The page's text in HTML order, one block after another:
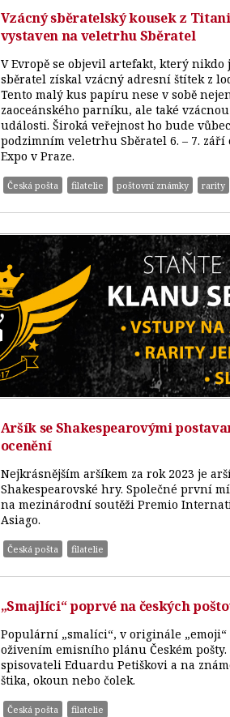
Vzácný sběratelský kousek z
vystaven na veletrhu Sběratel
V Evropě se objevil artefakt, který nikdo
sběratel získal vzácný adresní štítek z
Tento malý kus papíru nese v sobě
zaoceánského parníku, ale také
události. Široká veřejnost ho bude
podzimním veletrhu Sběratel 6. – 7. září
Expo v Praze.
Česká pošta filatelie poštovní známky rarity
Aršík se Shakespearovými
ocenění
Nejkrásnějším aršíkem za rok 2023 je
Shakespearovské hry. Společné první
na mezinárodní soutěži Premio
Asiago.
Česká pošta filatelie
„Smajlíci“ poprvé na českých
Populární „smalíci“, v originále „emoji“
oživením emisního plánu Českém
spisovateli Eduardu Petiškovi a na
štika, okoun nebo čolek.
Česká pošta filatelie